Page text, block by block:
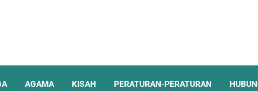
AGAMA KISAH PERATURAN-PERATURAN